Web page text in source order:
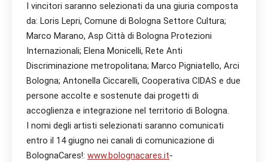
I vincitori saranno selezionati da una giuria composta
da: Loris Lepri, Comune di Bologna Settore Cultura;
Marco Marano, Asp Città di Bologna Protezioni
Internazionali; Elena Monicelli, Rete Anti
Discriminazione metropolitana; Marco Pigniatello, Arci
Bologna; Antonella Ciccarelli, Cooperativa CIDAS e due
persone accolte e sostenute dai progetti di
accoglienza e integrazione nel territorio di Bologna.
I nomi degli artisti selezionati saranno comunicati
entro il 14 giugno nei canali di comunicazione di
BolognaCares!: www.bolognacares.it-